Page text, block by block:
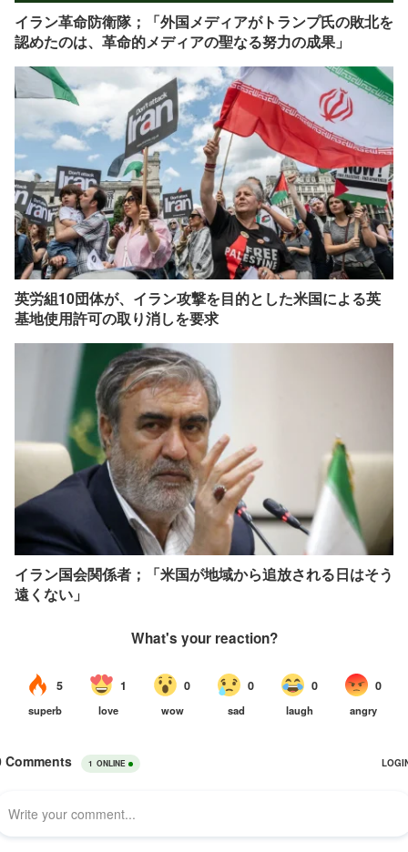
イラン革命防衛隊；「外国メディアがトランプ氏の敗北を
認めたのは、革命的メディアの聖なる努力の成果」
英労組10団体が、イラン攻撃を目的とした米国による英
基地使用許可の取り消しを要求
イラン国会関係者；「米国が地域から追放される日はそう
遠くない」